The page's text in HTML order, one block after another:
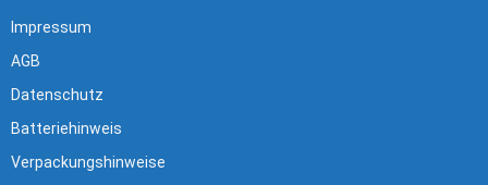
Impressum
AGB
Datenschutz
Batteriehinweis
Verpackungshinweise